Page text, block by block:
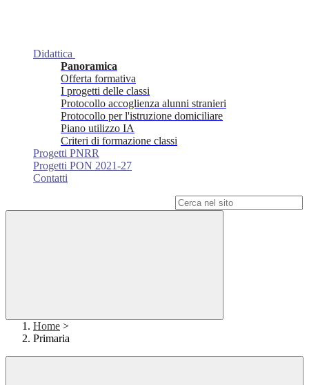
Didattica
Panoramica
Offerta formativa
I progetti delle classi
Protocollo accoglienza alunni stranieri
Protocollo per l'istruzione domiciliare
Piano utilizzo IA
Criteri di formazione classi
Progetti PNRR
Progetti PON 2021-27
Contatti
Home >
Primaria